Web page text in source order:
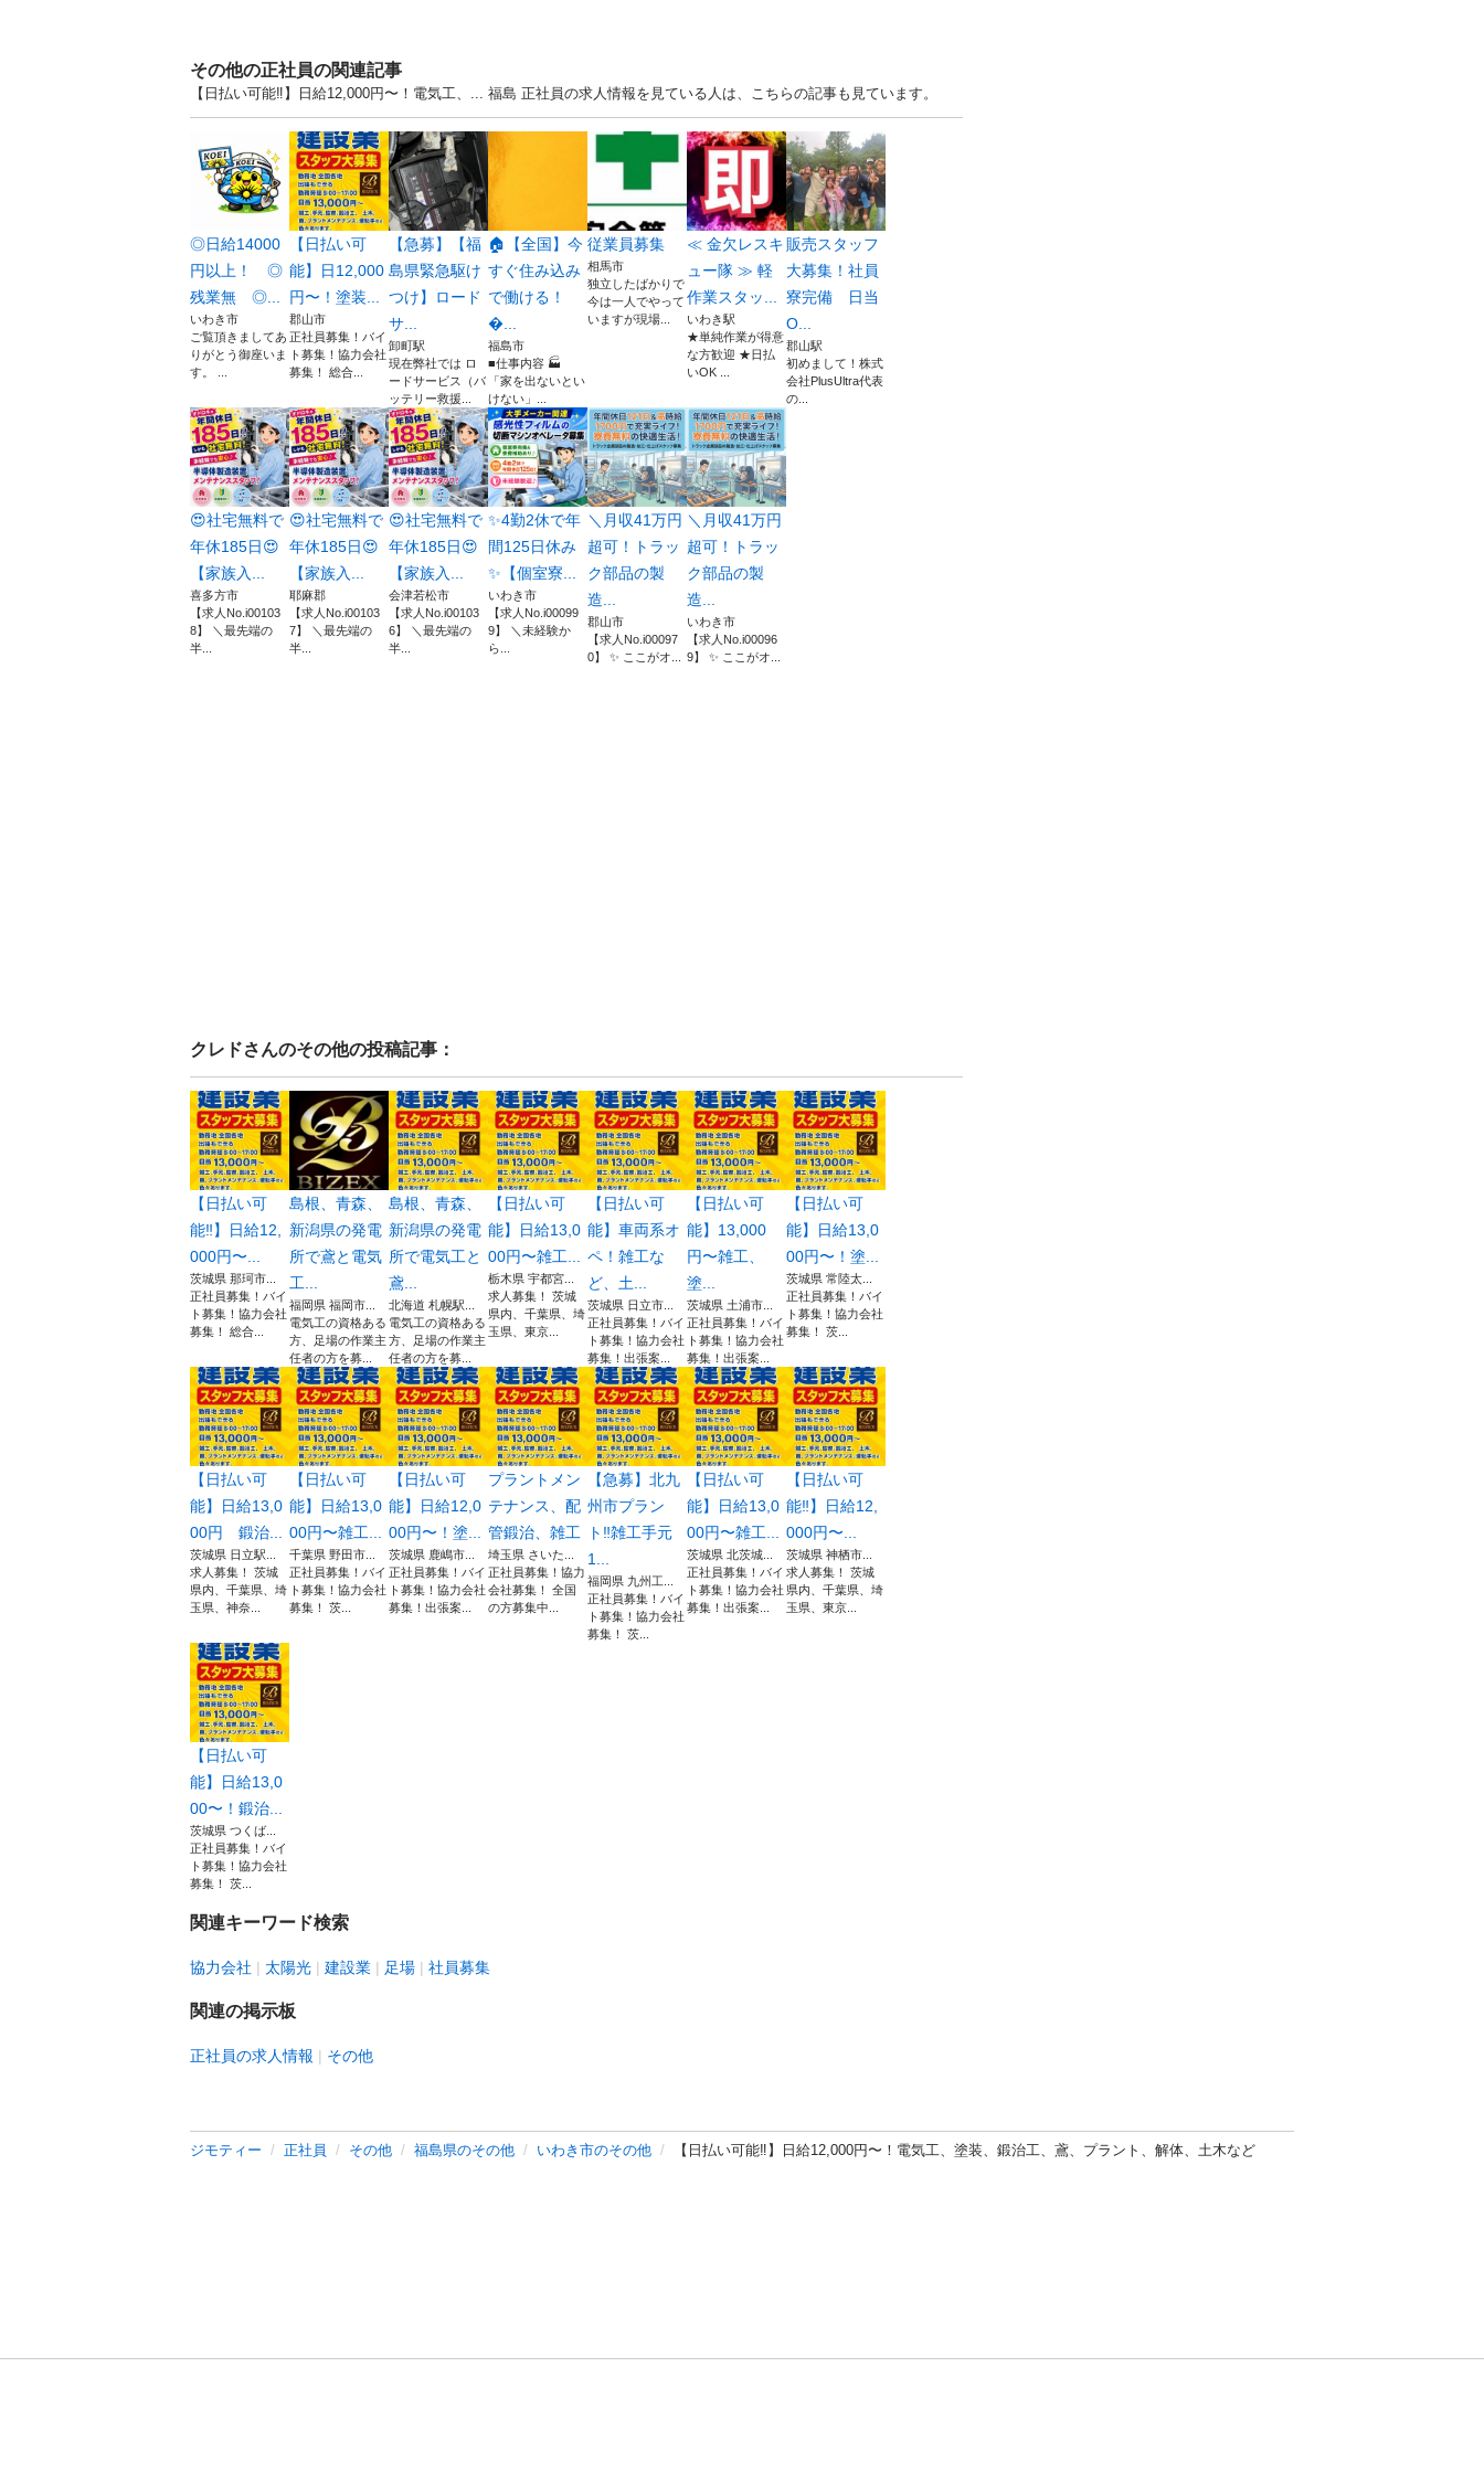
その他の正社員の関連記事
【日払い可能‼️】日給12,000円〜！電気工、... 福島 正社員の求人情報を見ている人は、こちらの記事も見ています。
◎日給14000
円以上！ ◎
残業無 ◎...
いわき市
ご覧頂きましてあ
りがとう御座いま
す。 ...
【日払い可
能】日12,000
円〜！塗装...
郡山市
正社員募集！バイ
ト募集！協力会社
募集！ 総合...
【急募】【福
島県緊急駆け
つけ】ロード
サ...
卸町駅
現在弊社では ロ
ードサービス（バ
ッテリー救援...
🏠【全国】今
すぐ住み込み
で働ける！
...
福島市
■仕事内容 🏭
「家を出ないとい
けない」...
従業員募集
相馬市
独立したばかりで
今は一人でやって
いますが現場...
≪ 金欠レスキ
ュー隊 ≫ 軽
作業スタッ...
いわき駅
★単純作業が得意
な方歓迎 ★日払
いOK ...
販売スタッフ
大募集！社員
寮完備 日当
O...
郡山駅
初めまして！株式
会社PlusUltra代表
の...
😍社宅無料で
年休185日😍
【家族入...
喜多方市
【求人No.i00103
8】 ＼最先端の
半...
😍社宅無料で
年休185日😍
【家族入...
耶麻郡
【求人No.i00103
7】 ＼最先端の
半...
😍社宅無料で
年休185日😍
【家族入...
会津若松市
【求人No.i00103
6】 ＼最先端の
半...
✨4勤2休で年
間125日休み
✨【個室寮...
いわき市
【求人No.i00099
9】 ＼未経験か
ら...
＼月収41万円
超可！トラッ
ク部品の製
造...
郡山市
【求人No.i00097
0】 ✨ ここがオ...
＼月収41万円
超可！トラッ
ク部品の製
造...
いわき市
【求人No.i00096
9】 ✨ ここがオ...
クレドさんのその他の投稿記事：
【日払い可
能‼️】日給12,
000円〜...
茨城県 那珂市...
正社員募集！バイ
ト募集！協力会社
募集！ 総合...
島根、青森、
新潟県の発電
所で鳶と電気
工...
福岡県 福岡市...
電気工の資格ある
方、足場の作業主
任者の方を募...
島根、青森、
新潟県の発電
所で電気工と
鳶...
北海道 札幌駅...
電気工の資格ある
方、足場の作業主
任者の方を募...
【日払い可
能】日給13,0
00円〜雑工...
栃木県 宇都宮...
求人募集！ 茨城
県内、千葉県、埼
玉県、東京...
【日払い可
能】車両系オ
ペ！雑工な
ど、土...
茨城県 日立市...
正社員募集！バイ
ト募集！協力会社
募集！出張案...
【日払い可
能】13,000
円〜雑工、
塗...
茨城県 土浦市...
正社員募集！バイ
ト募集！協力会社
募集！出張案...
【日払い可
能】日給13,0
00円〜！塗...
茨城県 常陸太...
正社員募集！バイ
ト募集！協力会社
募集！ 茨...
【日払い可
能】日給13,0
00円 鍛治...
茨城県 日立駅...
求人募集！ 茨城
県内、千葉県、埼
玉県、神奈...
【日払い可
能】日給13,0
00円〜雑工...
千葉県 野田市...
正社員募集！バイ
ト募集！協力会社
募集！ 茨...
【日払い可
能】日給12,0
00円〜！塗...
茨城県 鹿嶋市...
正社員募集！バイ
ト募集！協力会社
募集！出張案...
プラントメン
テナンス、配
管鍛治、雑工
埼玉県 さいた...
正社員募集！協力
会社募集！ 全国
の方募集中...
【急募】北九
州市プラン
ト‼️雑工手元
1...
福岡県 九州工...
正社員募集！バイ
ト募集！協力会社
募集！ 茨...
【日払い可
能】日給13,0
00円〜雑工...
茨城県 北茨城...
正社員募集！バイ
ト募集！協力会社
募集！出張案...
【日払い可
能‼️】日給12,
000円〜...
茨城県 神栖市...
求人募集！ 茨城
県内、千葉県、埼
玉県、東京...
【日払い可
能】日給13,0
00〜！鍛治...
茨城県 つくば...
正社員募集！バイ
ト募集！協力会社
募集！ 茨...
関連キーワード検索
協力会社 太陽光 建設業 足場 社員募集
関連の掲示板
正社員の求人情報 その他
ジモティー 正社員 その他 福島県のその他 いわき市のその他 【日払い可能‼️】日給12,000円〜！電気工、塗装、鍛治工、鳶、プラント、解体、土木など